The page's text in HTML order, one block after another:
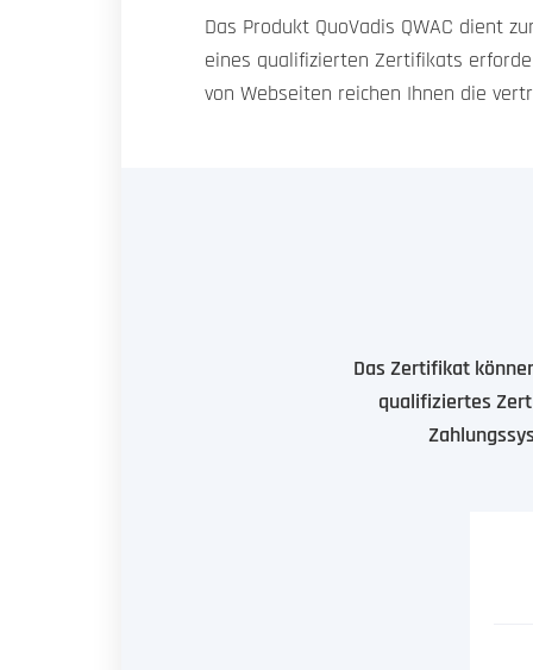
Das Produkt QuoVadis QWAC dient
eines qualifizierten Zertifikats
von Webseiten reichen Ihnen die
Das Zertifikat
qualifiziertes